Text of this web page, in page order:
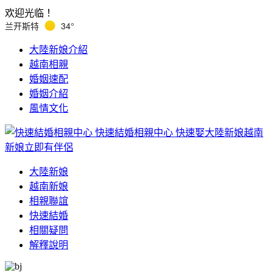
欢迎光临！
兰开斯特 34°
大陸新娘介紹
越南相親
婚姻速配
婚姻介紹
風情文化
快速結婚相親中心 快速娶大陸新娘越南
新娘立即有伴侶
大陸新娘
越南新娘
相親聯誼
快速結婚
相關疑問
解釋說明